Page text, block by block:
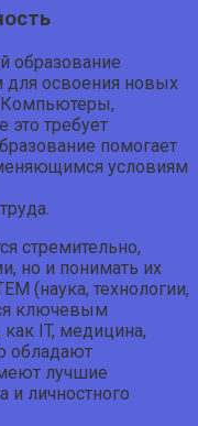
образование
для освоения новых
Компьютеры,
это требует
помогает
условиям
стремительно,
но и понимать их
(наука, технологии,
ключевым
как IT, медицина,
обладают
лучшие
и личностного